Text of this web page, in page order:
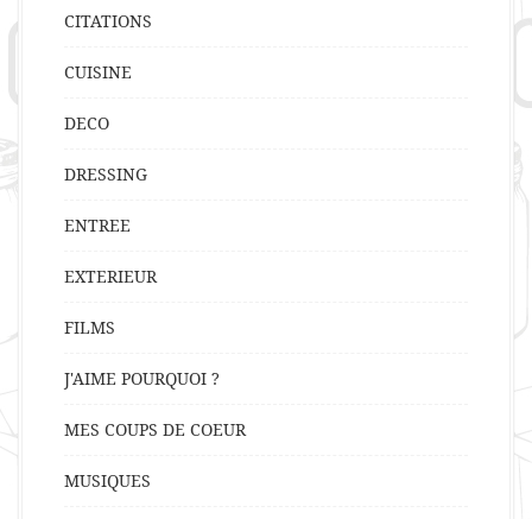
CITATIONS
CUISINE
DECO
DRESSING
ENTREE
EXTERIEUR
FILMS
J'AIME POURQUOI ?
MES COUPS DE COEUR
MUSIQUES